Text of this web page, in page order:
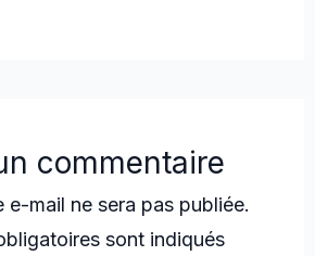
commentaire
e-mail ne sera pas publiée.
sont indiqués